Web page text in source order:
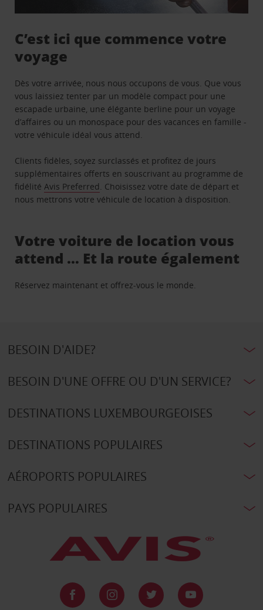
C’est ici que commence votre
voyage
Dès votre arrivée, nous nous occupons de vous. Que vous
vous laissiez tenter par un modèle compact pour une
escapade urbaine, une élégante berline pour un voyage
d’affaires ou un monospace pour des vacances en famille -
votre véhicule idéal vous attend.
Clients fidèles, soyez surclassés et profitez de jours
supplémentaires offerts en souscrivant au programme de
fidélitéAvis Preferred. Choisissez votre date de départ et
nous mettrons votre véhicule de location à disposition.
Votre voiture de location vous
attend … Et la route également
Réservez maintenant et offrez-vous le monde.
BESOIN D'AIDE?
BESOIN D'UNE OFFRE OU D'UN SERVICE?
DESTINATIONS LUXEMBOURGEOISES
DESTINATIONS POPULAIRES
AÉROPORTS POPULAIRES
PAYS POPULAIRES